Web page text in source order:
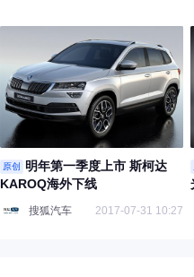
原创
明年第一季度上市 斯柯达
KAROQ海外下线
搜狐汽车 2017-07-31 10:27